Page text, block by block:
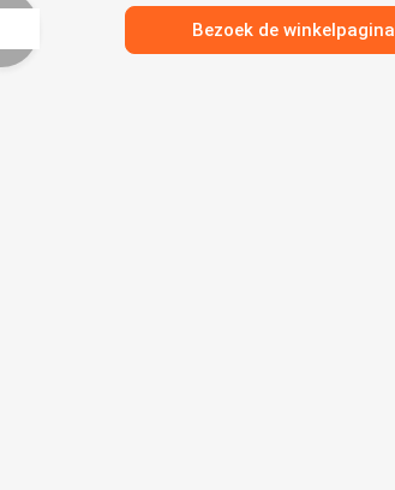
Bezoek de winkelpagina